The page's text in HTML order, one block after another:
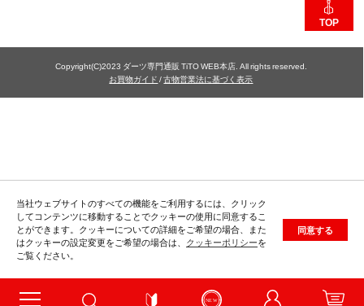
当社ウェブサイトのすべての機能をご利用するには、クリック
してコンテンツに移動することでクッキーの使用に同意するこ
とができます。クッキーについての詳細をご希望の場合、また
はクッキーの設定変更をご希望の場合は、 クッキーポリシーを
ご覧ください。
同意する
TOP
Copyright(C)2023 ダーツ専門通販 TiTO WEB本店. All rights reserved.
お買物ガイド /古物営業法に基づく表示